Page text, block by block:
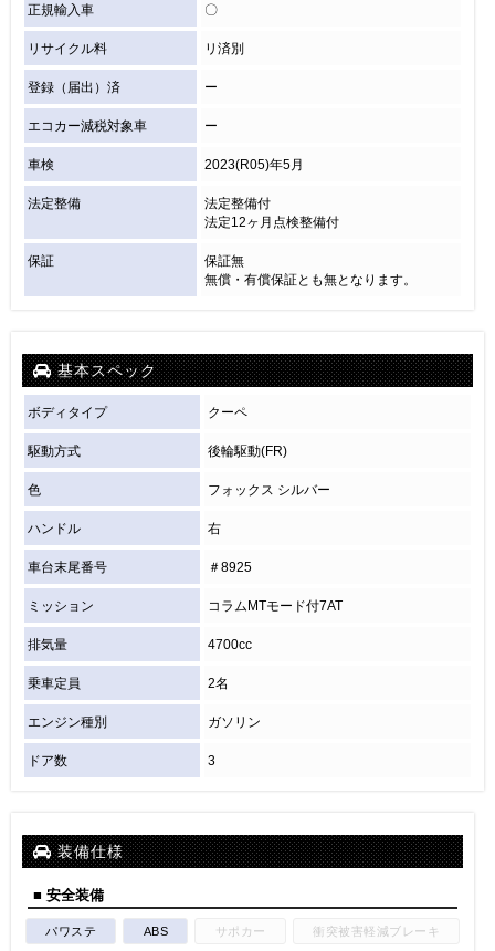
正規輸入車 〇
リサイクル料 リ済別
登録（届出）済 ー
エコカー減税対象車 ー
車検 2023(R05)年5月
法定整備
法定整備付
法定12ヶ月点検整備付
保証
保証無
無償・有償保証とも無となります。
基本スペック
ボディタイプ クーペ
駆動方式 後輪駆動(FR)
色 フォックス シルバー
ハンドル 右
車台末尾番号 ＃8925
ミッション コラムMTモード付7AT
排気量 4700cc
乗車定員 2名
エンジン種別 ガソリン
ドア数 3
装備仕様
■ 安全装備
パワステ ABS サポカー 衝突被害軽減ブレーキ